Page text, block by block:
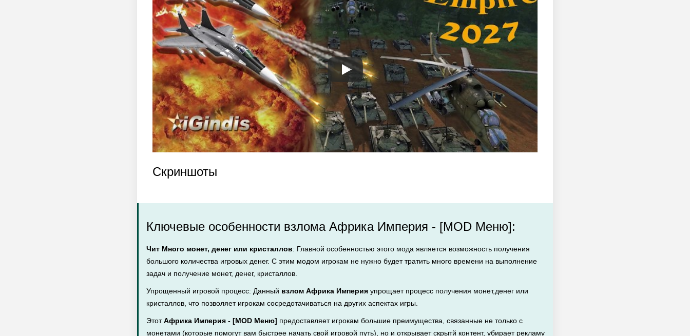
Скриншоты
Ключевые особенности взлома Африка Империя - [MOD Меню]:
Чит Много монет, денег или кристаллов: Главной особенностью этого мода является возможность получения
большого количества игровых денег. С этим модом игрокам не нужно будет тратить много времени на выполнение
задач и получение монет, денег, кристаллов.
Упрощенный игровой процесс: Данный взлом Африка Империя упрощает процесс получения монет,денег или
кристаллов, что позволяет игрокам сосредотачиваться на других аспектах игры.
ЭтотАфрика Империя - [MOD Меню] предоставляет игрокам большие преимущества, связанные не только с
монетами (которые помогут вам быстрее начать свой игровой путь), но и открывает скрытй контент, убирает рекламу